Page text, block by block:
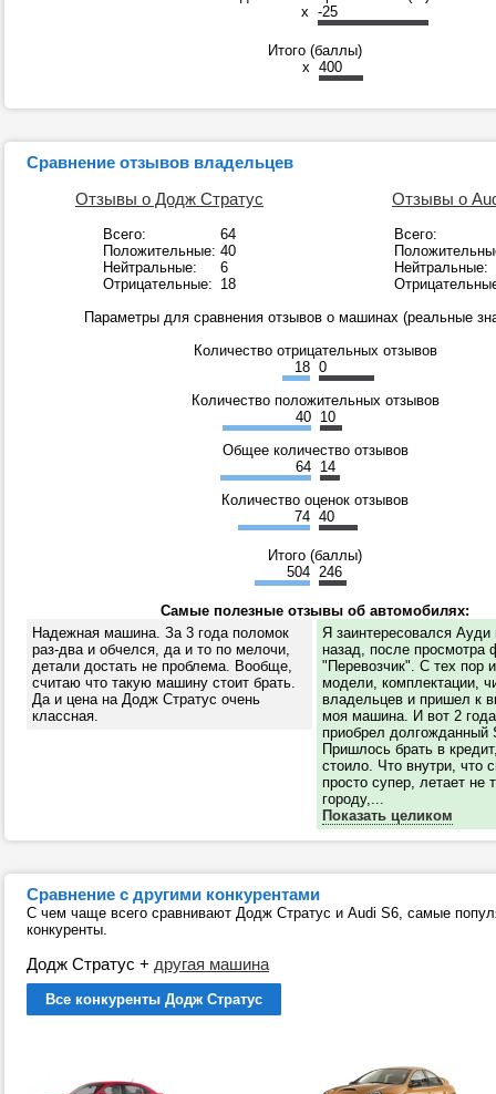
x -25
Итого (баллы)
x 400
Сравнение отзывов владельцев
Отзывы о Додж Стратус
Всего:
64
Положительные: 40
Нейтральные:
6
Отрицательные: 18
Отзывы о
Всего:
Нейтральные:
Параметры для сравнения отзывов о машинах (реальные
Количество отрицательных отзывов
18 0
Количество положительных отзывов
40 10
Общее количество отзывов
64 14
Количество оценок отзывов
74 40
Итого (баллы)
504 246
Самые полезные отзывы об автомобилях:
Надежная машина. За 3 года поломок
раз-два и обчелся, да и то по мелочи,
детали достать не проблема. Вообще,
считаю что такую машину стоит брать.
Да и цена на Додж Стратус очень
классная.
Я заинтересовался Ауди
назад, после просмотра
"Перевозчик". С тех пор
модели, комплектации,
владельцев и пришел к
моя машина. И вот 2
приобрел долгожданный
Пришлось брать в
стоило. Что внутри, что
просто супер, летает не
городу,...
Показать целиком
Сравнение с другими конкурентами
С чем чаще всего сравнивают Додж Стратус и Audi S6, самые
конкуренты.
Додж Стратус + другая машина
Все конкуренты Додж Стратус